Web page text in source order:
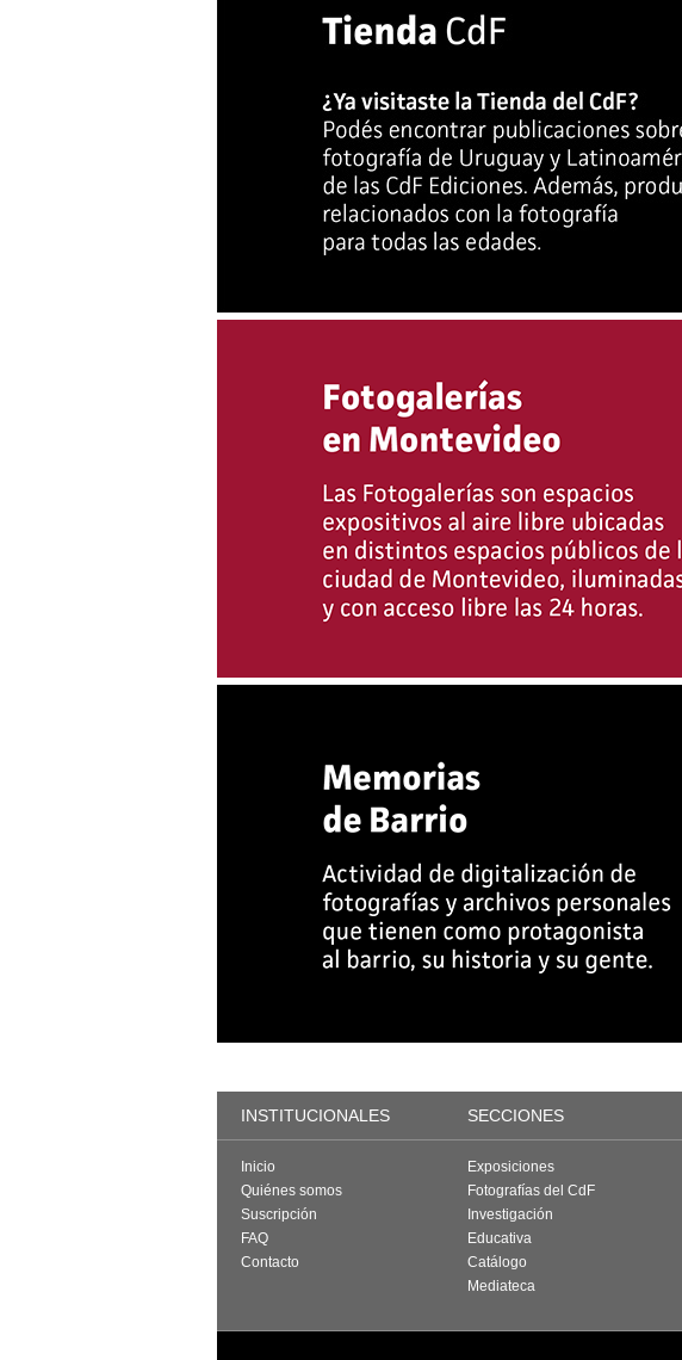
INSTITUCIONALES SECCIONES
Inicio
Quiénes somos
Suscripción
FAQ
Contacto
Exposiciones
Fotografías del CdF
Investigación
Educativa
Catálogo
Mediateca